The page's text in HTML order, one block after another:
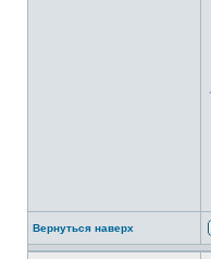
Вернуться наверх